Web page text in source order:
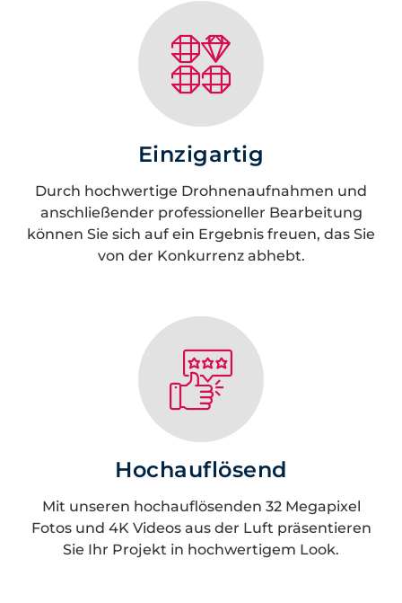
Einzigartig
Durch hochwertige Drohnenaufnahmen und
anschließender professioneller Bearbeitung
können Sie sich auf ein Ergebnis freuen, das Sie
von der Konkurrenz abhebt.
Hochauflösend
Mit unseren hochauflösenden 32 Megapixel
Fotos und 4K Videos aus der Luft präsentieren
Sie Ihr Projekt in hochwertigem Look.